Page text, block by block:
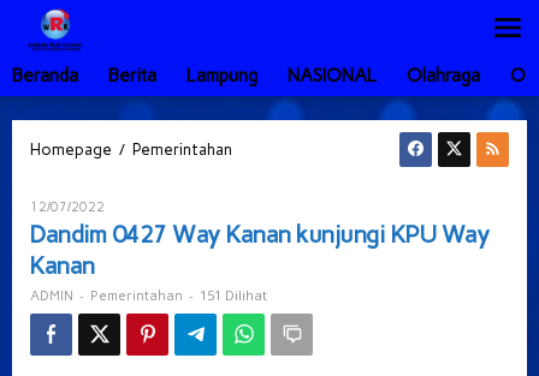
Lewati
konten
Beranda
Berita Lampung NASIONAL Olahraga
Homepage / Pemerintahan
kunjungi
Kanan
12/07/2022
ADMIN
Dandim 0427 Way Kanan kunjungi KPU Way
Kanan
ADMIN - Pemerintahan - 151 Dilihat